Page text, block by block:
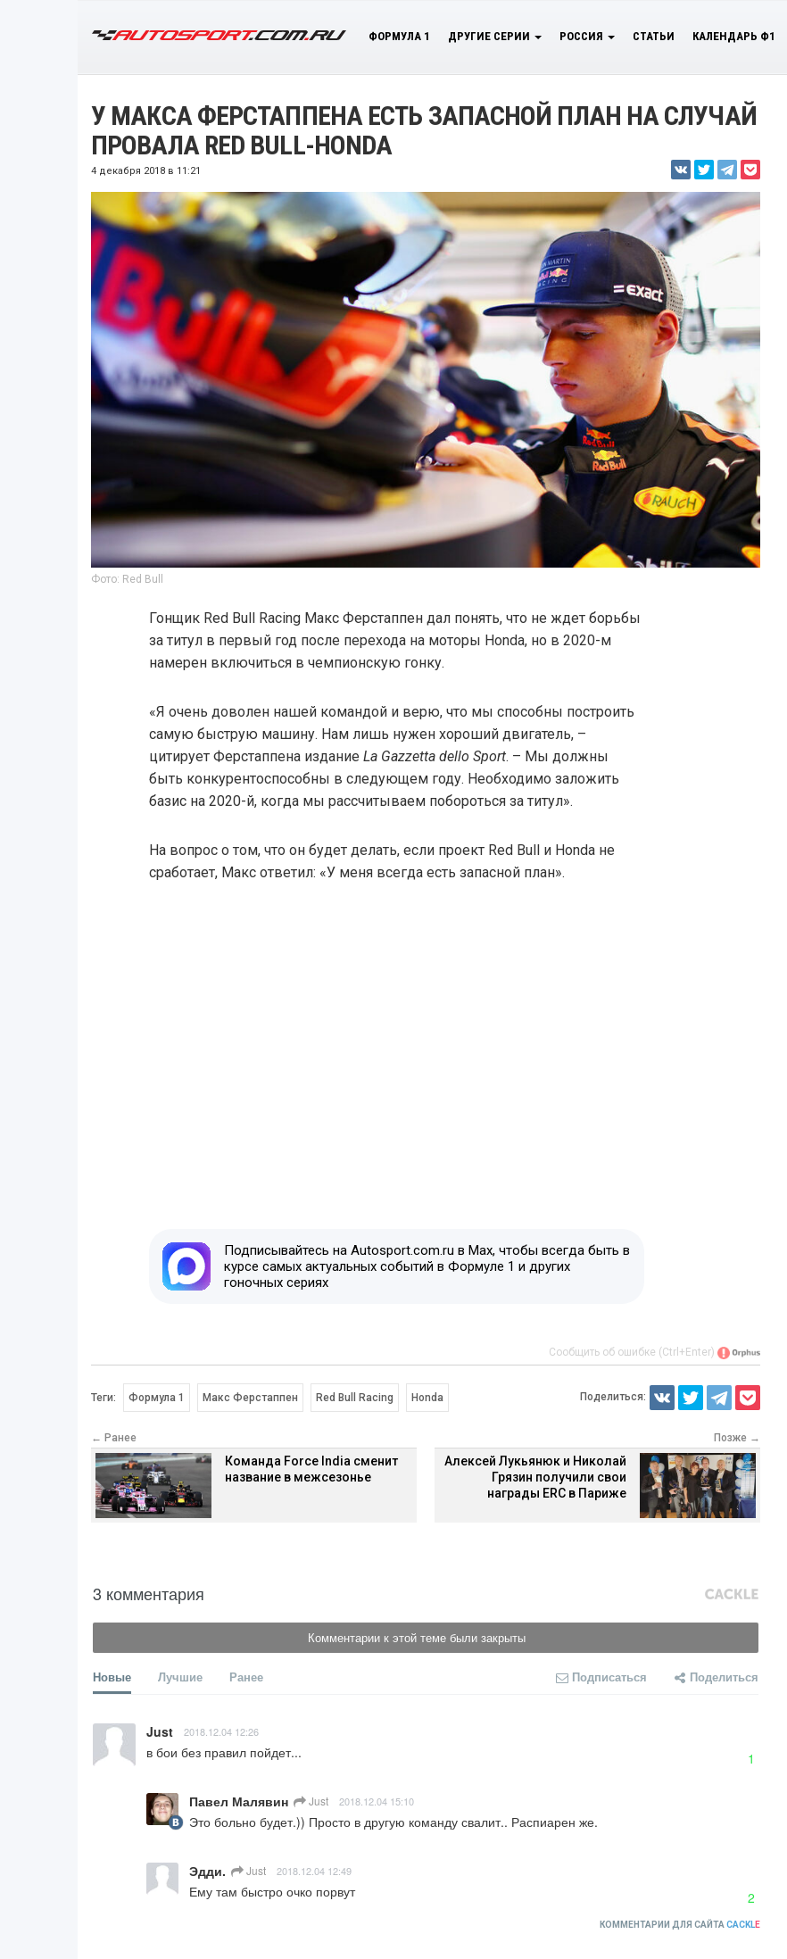
ФОРМУЛА 1 ДРУГИЕ СЕРИИ РОССИЯ СТАТЬИ КАЛЕНДАРЬ Ф1
У МАКСА ФЕРСТАППЕНА ЕСТЬ ЗАПАСНОЙ ПЛАН НА СЛУЧАЙ
ПРОВАЛА RED BULL-HONDA
4 декабря 2018 в 11:21
Фото: Red Bull
Гонщик Red Bull Racing Макс Ферстаппен дал понять, что не ждет борьбы
за титул в первый год после перехода на моторы Honda, но в 2020-м
намерен включиться в чемпионскую гонку.
«Я очень доволен нашей командой и верю, что мы способны построить
самую быструю машину. Нам лишь нужен хороший двигатель, –
цитирует Ферстаппена издание La Gazzetta dello Sport. – Мы должны
быть конкурентоспособны в следующем году. Необходимо заложить
базис на 2020-й, когда мы рассчитываем побороться за титул».
На вопрос о том, что он будет делать, если проект Red Bull и Honda не
сработает, Макс ответил: «У меня всегда есть запасной план».
Подписывайтесь на Autosport.com.ru в Max, чтобы всегда быть в
курсе самых актуальных событий в Формуле 1 и других
гоночных сериях
Сообщить об ошибке (Ctrl+Enter)
Теги: Формула 1 Макс Ферстаппен Red Bull Racing Honda Поделиться:
← Ранее
Команда Force India сменит
название в межсезонье
Позже →
Алексей Лукьянюк и Николай
Грязин получили свои
награды ERC в Париже
3 комментария
Комментарии к этой теме были закрыты
Новые Лучшие Ранее Подписаться Поделиться
Just 2018.12.04 12:26
в бои без правил пойдет... 1
Павел Малявин Just 2018.12.04 15:10
Это больно будет.)) Просто в другую команду свалит.. Распиарен же.
Эдди. Just 2018.12.04 12:49
Ему там быстро очко порвут 2
КОММЕНТАРИИ ДЛЯ САЙТА CACKLE